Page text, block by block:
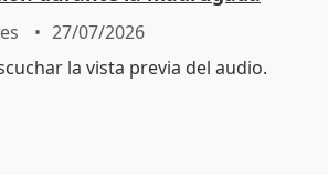
27/07/2026